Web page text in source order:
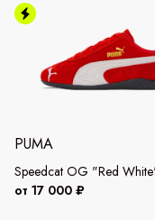
PUMA
Speedcat OG "Red
от 17 000 ₽